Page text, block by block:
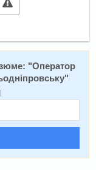
"Оператор
"